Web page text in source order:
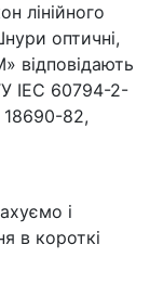
лінійного
оптичні,
відповідають
IEC 60794-2-
82,
і
в короткі